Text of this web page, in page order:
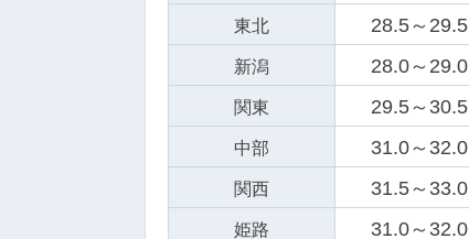
東北 28.5～29.5
新潟 28.0～29.0
関東 29.5～30.5
中部 31.0～32.0
関西 31.5～33.0
姫路 31.0～32.0